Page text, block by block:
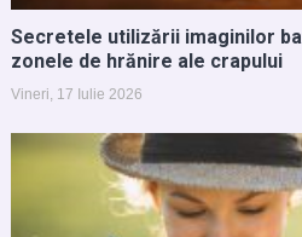
Secretele utilizării imaginilor
zonele de hrănire ale crapului
Vineri, 17 Iulie 2026